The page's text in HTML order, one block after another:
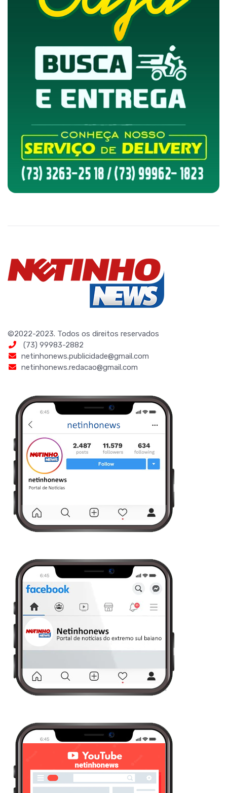
©2022-2023. Todos os direitos reservados
(73) 99983-2882
netinhonews.publicidade@gmail.com
netinhonews.redacao@gmail.com